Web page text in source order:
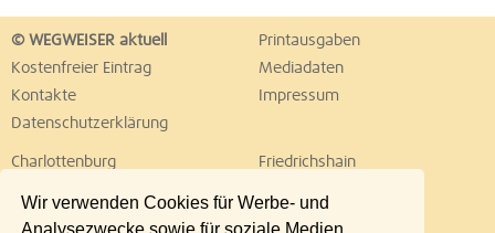
Wir verwenden Cookies für Werbe- und
Analysezwecke sowie für soziale Medien.
© WEGWEISER aktuell
Printausgaben
Kostenfreier Eintrag
Mediadaten
Kontakte
Impressum
Datenschutzerklärung
Charlottenburg
Friedrichshain